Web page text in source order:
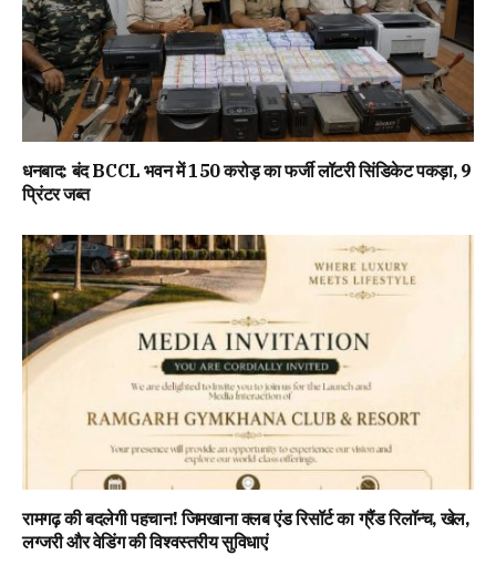
धनबाद: बंद BCCL भवन में 150 करोड़ का फर्जी लॉटरी सिंडिकेट पकड़ा, 9
प्रिंटर जब्त
रामगढ़ की बदलेगी पहचान! जिमखाना क्लब एंड रिसॉर्ट का ग्रैंड रिलॉन्च, खेल,
लग्जरी और वेडिंग की विश्वस्तरीय सुविधाएं